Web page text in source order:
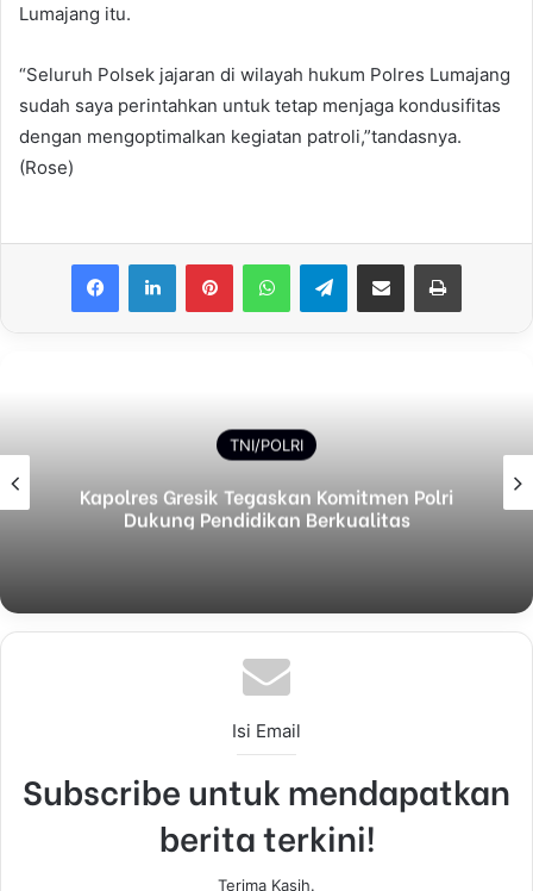
Lumajang itu.
“Seluruh Polsek jajaran di wilayah hukum Polres Lumajang
sudah saya perintahkan untuk tetap menjaga kondusifitas
dengan mengoptimalkan kegiatan patroli,”tandasnya.
(Rose)
Telegram
TNI/POLRI
Kapolres Gresik Tegaskan Komitmen Polri
Dukung Pendidikan Berkualitas
Isi Email
Subscribe untuk mendapatkan
berita terkini!
Terima Kasih.